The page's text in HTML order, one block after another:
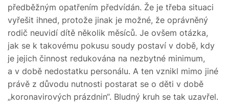
předběžným opatřením předvídán. Že je třeba situaci
vyřešit ihned, protože jinak je možné, že oprávněný
rodič neuvidí dítě několik měsíců. Je ovšem otázka,
jak se k takovému pokusu soudy postaví v době, kdy
je jejich činnost redukována na nezbytné minimum,
a v době nedostatku personálu. A ten vznikl mimo jiné
právě z důvodu nutnosti postarat se o děti v době
„koronavirových prázdnin“. Bludný kruh se tak uzavřel.